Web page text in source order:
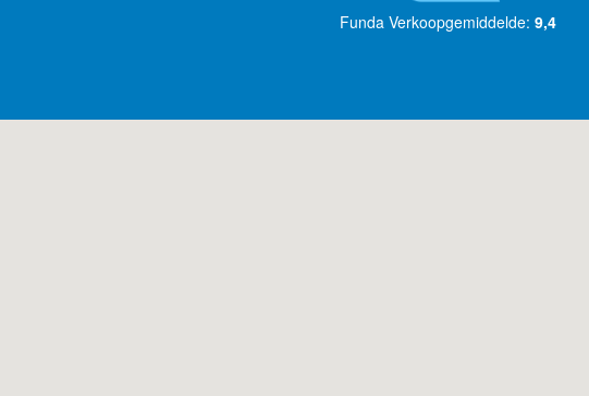
Funda Verkoopgemiddelde: 9,4